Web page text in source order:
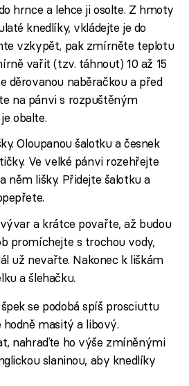
hrnce a lehce ji osolte. Z hmoty
knedlíky, vkládejte je do
vzkypět, pak zmírněte teplotu
vařit (tzv. táhnout) 10 až 15
děrovanou naběračkou a před
na pánvi s rozpuštěným
obalte.
Oloupanou šalotku a česnek
Ve velké pánvi rozehřejte
něm lišky. Přidejte šalotku a
a krátce povařte, až budou
promíchejte s trochou vody,
už nevařte. Nakonec k liškám
a šlehačku.
se podobá spíš prosciuttu
hodně masitý a libový.
nahraďte ho výše zmíněnými
slaninou, aby knedlíky